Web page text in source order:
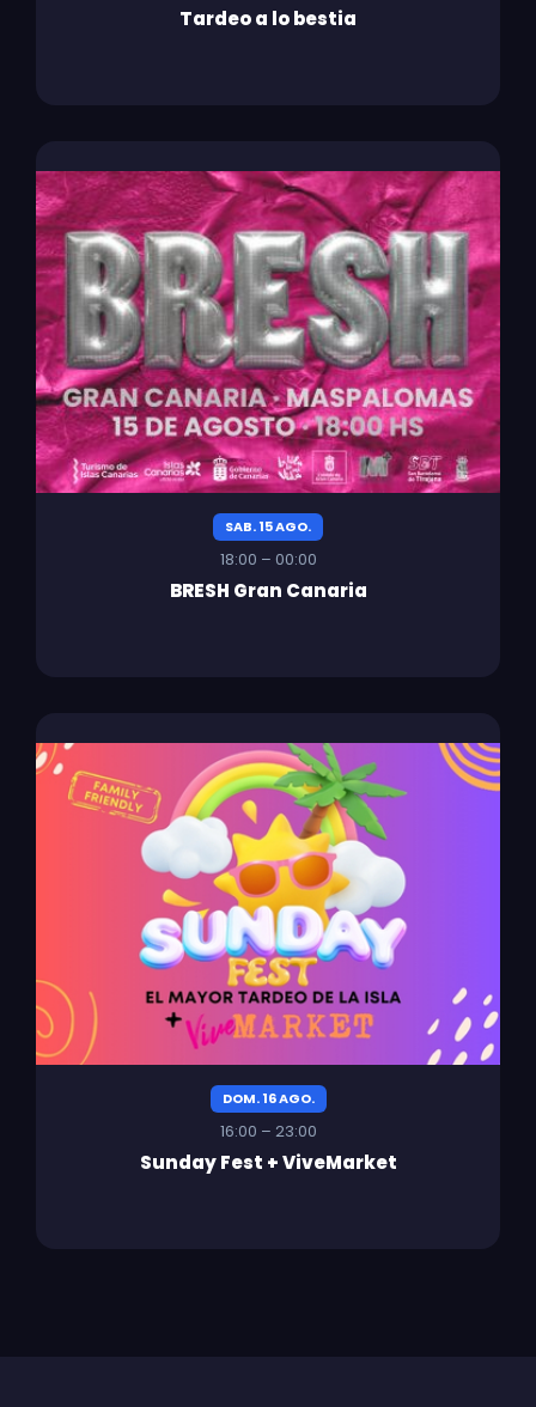
Tardeo a lo bestia
SAB. 15 AGO.
18:00 – 00:00
BRESH Gran Canaria
DOM. 16 AGO.
16:00 – 23:00
Sunday Fest + ViveMarket